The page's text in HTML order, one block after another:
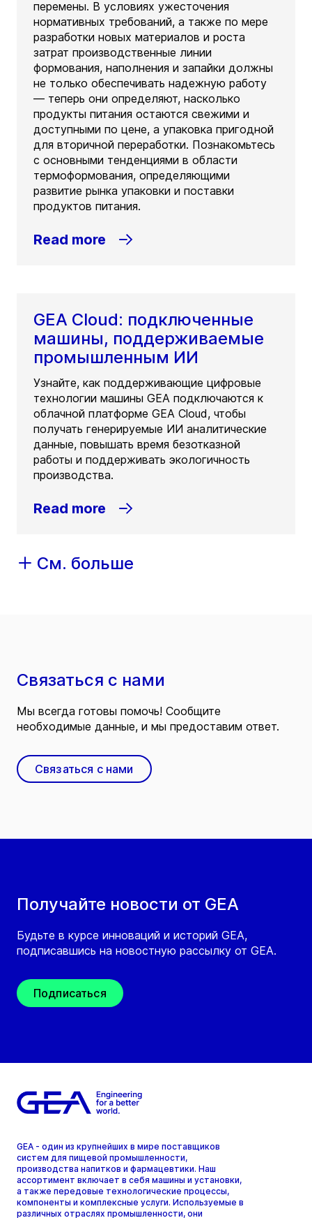
перемены. В условиях ужесточения
нормативных требований, а также по мере
разработки новых материалов и роста
затрат производственные линии
формования, наполнения и запайки должны
не только обеспечивать надежную работу
— теперь они определяют, насколько
продукты питания остаются свежими и
доступными по цене, а упаковка пригодной
для вторичной переработки. Познакомьтесь
с основными тенденциями в области
термоформования, определяющими
развитие рынка упаковки и поставки
продуктов питания.
Read more
GEA Cloud: подключенные
машины, поддерживаемые
промышленным ИИ
Узнайте, как поддерживающие цифровые
технологии машины GEA подключаются к
облачной платформе GEA Cloud, чтобы
получать генерируемые ИИ аналитические
данные, повышать время безотказной
работы и поддерживать экологичность
производства.
Read more
См. больше
Получайте новости от GEA
Будьте в курсе инноваций и историй GEA,
подписавшись на новостную рассылку от GEA.
Подписаться
Связаться с нами
Мы всегда готовы помочь! Сообщите
необходимые данные, и мы предоставим ответ.
Связаться с нами
GEA - один из крупнейших в мире поставщиков
систем для пищевой промышленности,
производства напитков и фармацевтики. Наш
ассортимент включает в себя машины и установки,
а также передовые технологические процессы,
компоненты и комплексные услуги. Используемые в
различных отраслях промышленности, они